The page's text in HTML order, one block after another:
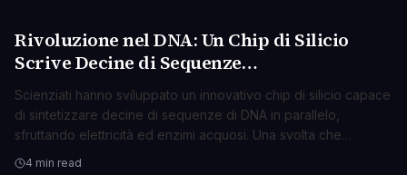
SCIENZA
Rivoluzione nel DNA: Un Chip di Silicio
Scrive Decine di Sequenze
Simultaneamente con Elettricità
Scienziati hanno sviluppato un innovativo chip di silicio capace
di sintetizzare decine di sequenze di DNA in parallelo,
sfruttando elettricità ed enzimi acquosi. Una svolta che
promette di accelerare la ricerca e la medicina.
4 min read